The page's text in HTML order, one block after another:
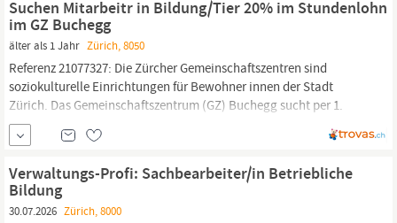
stellst die Einhaltung unserer...
Suchen Mitarbeitr in Bildung/Tier 20% im Stundenlohn
im GZ Buchegg
älter als 1 Jahr Zürich, 8050
Referenz 21077327: Die Zürcher Gemeinschaftszentren sind
soziokulturelle Einrichtungen für Bewohner innen der Stadt
Zürich. Das Gemeinschaftszentrum (GZ) Buchegg sucht per 1.
September 2025 eine n Mitarbeiter in im Stundenlohn im Bereich
Bildung/Tier
(max. 20%). Ihr Wirkungsbereich • Sie versorgen an
Verwaltungs-Profi: Sachbearbeiter/in Betriebliche
Bildung
30.07.2026 Zürich, 8000